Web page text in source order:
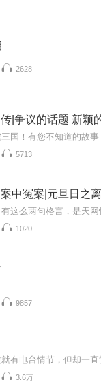
2628
|争议的话题 新颖
5713
案中冤案|元旦日之
1020
9857
3.6万